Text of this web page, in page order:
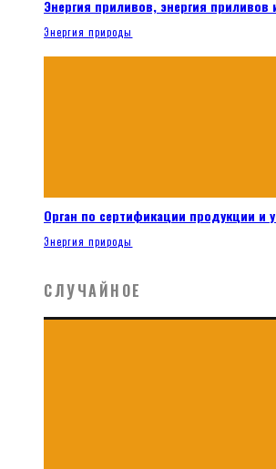
Энергия приливов, энергия приливов
Энергия природы
Орган по сертификации продукции и
Энергия природы
СЛУЧАЙНОЕ